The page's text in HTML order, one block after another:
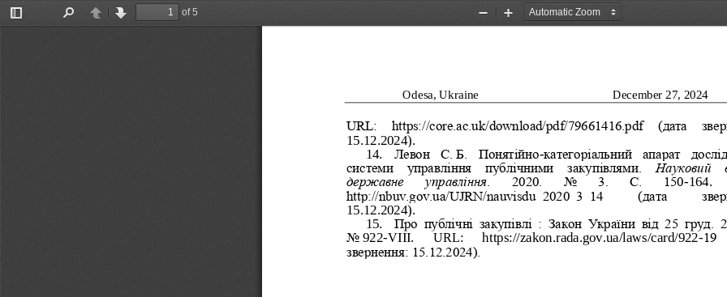
Toggle
PreviousNext
of 5
Zoom
Zoom
Odesa, Ukraine December 27, 2024
URL:  https://core.ac.uk/download/pdf/79661416.pdf  (дата
15.12.2024).
14.
Левон  С. Б.  Понятійно-категоріальний  апарат
системи  управління  публічними  закупівлями.
Науковий
державне   управління.   2020.   No   3.   С.   150-164.
http://nbuv.gov.ua/UJRN/nauvisdu_2020_3_14
(дата
15.12.2024).
15.
Про  публічні  закупівлі  :  Закон  України  від  25  груд.
No 922-VIII. URL: https://zakon.rada.gov.ua/laws/card/922-19
звернення: 15.12.2024).